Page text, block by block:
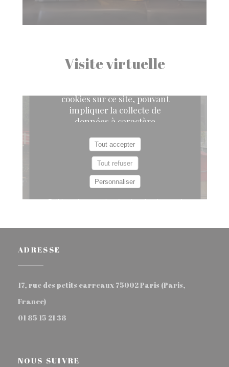
Visite virtuelle
ADRESSE
17, rue des petits carreaux 75002 Paris (Paris,
France)((ouvre une nouvelle fenêtre))
01 85 15 21 38
NOUS SUIVRE